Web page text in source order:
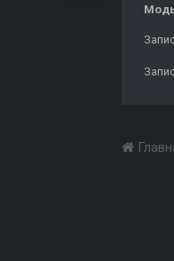
Моды